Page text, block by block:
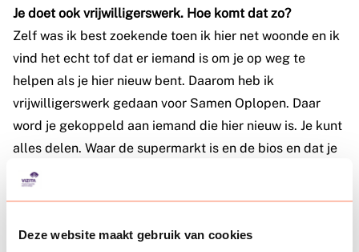
Deze website maakt gebruik van cookies
Je doet ook vrijwilligerswerk. Hoe komt dat zo?
Zelf was ik best zoekende toen ik hier net woonde en ik
vind het echt tof dat er iemand is om je op weg te
helpen als je hier nieuw bent. Daarom heb ik
vrijwilligerswerk gedaan voor Samen Oplopen. Daar
word je gekoppeld aan iemand die hier nieuw is. Je kunt
alles delen. Waar de supermarkt is en de bios en dat je
fietsles kunt krijgen. Door er gewoon voor iemand te
gevochten in het begin. Ik zorg graag dat dat voor